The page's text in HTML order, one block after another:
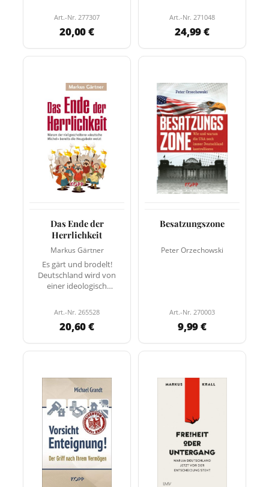
Art.-Nr. 277307
20,00 €
Art.-Nr. 271048
24,99 €
Das Ende der
Herrlichkeit
Markus Gärtner
Es gärt und brodelt!
Deutschland wird von
einer ideologisch
Art.-Nr. 265528
20,60 €
Besatzungszone
Peter Orzechowski
Art.-Nr. 270003
9,99 €